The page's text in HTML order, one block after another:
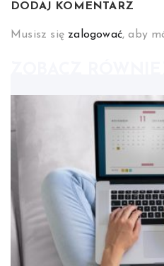
DODAJ KOMENTARZ
Musisz się zalogować, aby